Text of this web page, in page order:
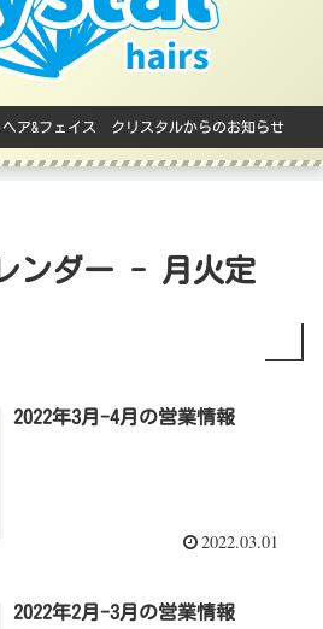
ア&フェイス クリスタルからのお知らせ
ンダー - 月火定
2022年3月-4月の営業情報
2022.03.01
2022年2月-3月の営業情報